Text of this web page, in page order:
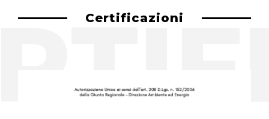
Certificazioni